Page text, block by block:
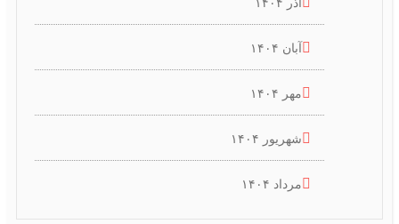
آبان ۱۴۰۴
مهر ۱۴۰۴
شهریور ۱۴۰۴
مرداد ۱۴۰۴